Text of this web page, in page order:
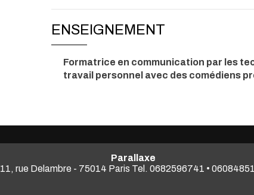
ENSEIGNEMENT
Formatrice en communication par les
travail personnel avec des comédiens
Parallaxe
11, rue Delambre - 75014 Paris Tel. 0682596741 •